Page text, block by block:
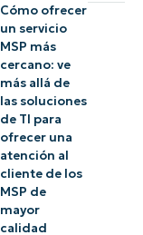
Cómo ofrecer
un servicio
MSP más
cercano: ve
más allá de
las soluciones
de TI para
ofrecer una
atención al
cliente de los
MSP de
mayor
calidad